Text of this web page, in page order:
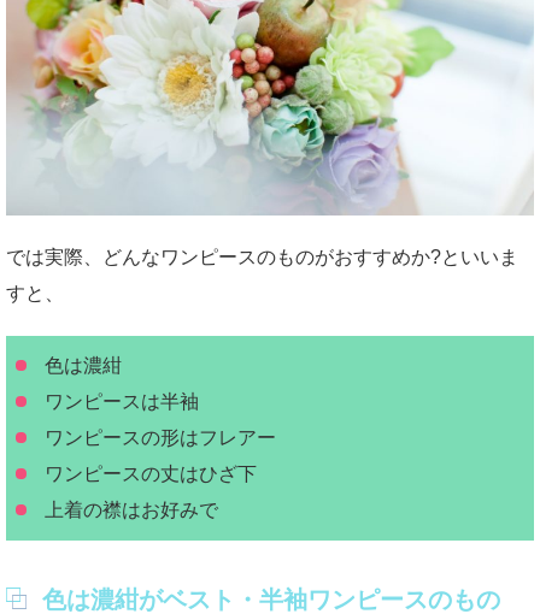
では実際、どんなワンピースのものがおすすめか?といいま
すと、
色は濃紺
ワンピースは半袖
ワンピースの形はフレアー
ワンピースの丈はひざ下
上着の襟はお好みで
色は濃紺がベスト・半袖ワンピースのもの